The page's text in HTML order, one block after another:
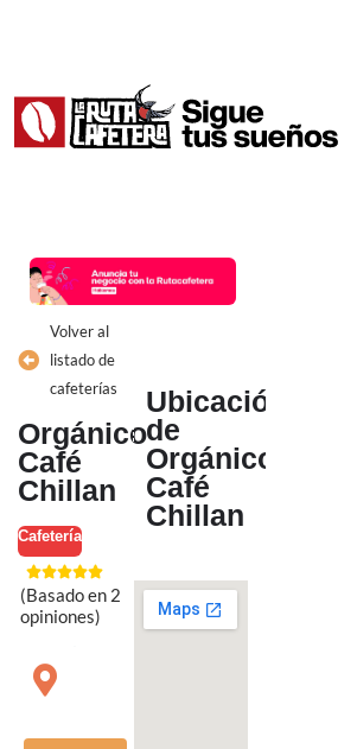
Volver al
listado de
cafeterías
Orgánico
Café
Chillan
Cafetería
(Basado en 2
opiniones)
Ubicación
de
Orgánico
Café
Chillan